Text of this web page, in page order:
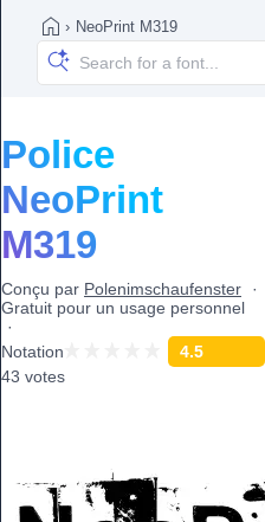
› NeoPrint M319
Police
NeoPrint
M319
Conçu par Polenimschaufenster
Gratuit pour un usage personnel
Notation
4.5
43 votes